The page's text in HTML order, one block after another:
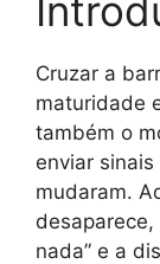
Cruzar a
maturidade
também o
enviar
mudaram.
nada” e a